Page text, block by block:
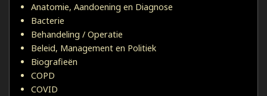
Anatomie, Aandoening en Diagnose
Bacterie
Behandeling / Operatie
Beleid, Management en Politiek
Biografieën
COPD
COVID